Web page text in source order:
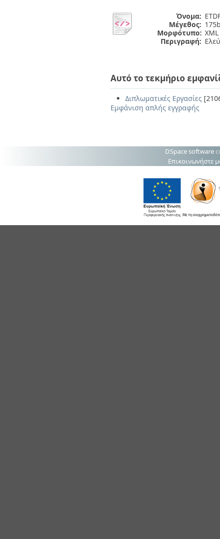
Όνομα:
Μέγεθος:
Μορφότυπο: XML
Περιγραφή:
Αυτό το τεκμήριο
Διπλωματικές Εργασίες
Εμφάνιση απλής εγγραφής
DSpace software
Επικοινωνήστε